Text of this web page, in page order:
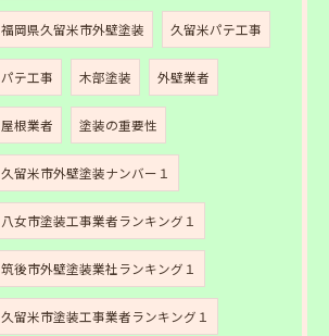
福岡県久留米市外壁塗装 久留米パテ工事
パテ工事 木部塗装 外壁業者
屋根業者 塗装の重要性
久留米市外壁塗装ナンバー１
八女市塗装工事業者ランキング１
筑後市外壁塗装業社ランキング１
久留米市塗装工事業者ランキング１